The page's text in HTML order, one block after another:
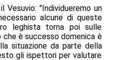
"Individueremo un
alcune di queste
leghista torna poi sulle
è successo domenica è
situazione da parte della
gli ispettori per valutare